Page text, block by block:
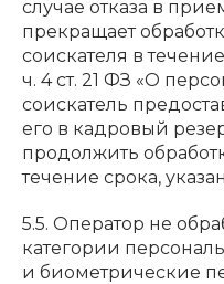
случае отказа в
прекращает
соискателя в
ч. 4 ст. 21 ФЗ «О
соискатель
его в кадровый
продолжить
течение срока,
5.5. Оператор не
категории
и биометрические